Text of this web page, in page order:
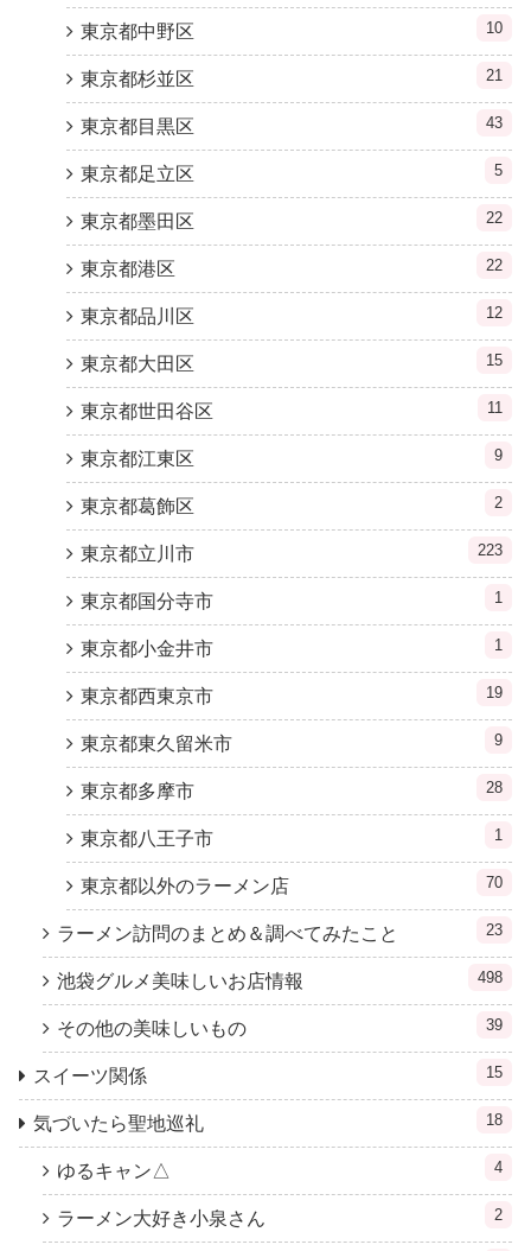
東京都中野区 10
東京都杉並区 21
東京都目黒区 43
東京都足立区 5
東京都墨田区 22
東京都港区 22
東京都品川区 12
東京都大田区 15
東京都世田谷区 11
東京都江東区 9
東京都葛飾区 2
東京都立川市 223
東京都国分寺市 1
東京都小金井市 1
東京都西東京市 19
東京都東久留米市 9
東京都多摩市 28
東京都八王子市 1
東京都以外のラーメン店 70
ラーメン訪問のまとめ＆調べてみたこと 23
池袋グルメ美味しいお店情報 498
その他の美味しいもの 39
スイーツ関係 15
気づいたら聖地巡礼 18
ゆるキャン△ 4
ラーメン大好き小泉さん 2